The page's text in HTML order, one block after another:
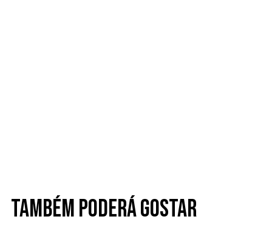
Também poderá gostar